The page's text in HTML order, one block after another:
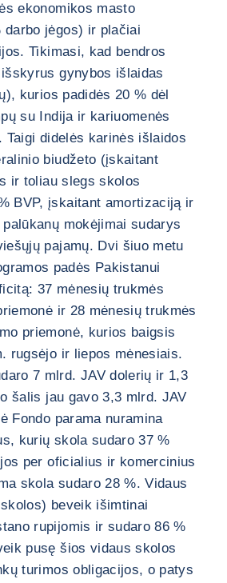
ekonomikos masto
darbo jėgos) ir plačiai
Tikimasi, kad bendros
gynybos išlaidas
kurios padidės 20 % dėl
su Indija ir kariuomenės
Taigi didelės karinės išlaidos
biudžeto (įskaitant
ir toliau slegs skolos
BVP, įskaitant amortizaciją ir
mokėjimai sudarys
pajamų. Dvi šiuo metu
padės Pakistanui
37 mėnesių trukmės
ir 28 mėnesių trukmės
priemonė, kurios baigsis
rugsėjo ir liepos mėnesiais.
7 mlrd. JAV dolerių ir 1,3
šalis jau gavo 3,3 mlrd. JAV
Fondo parama nuramina
kurių skola sudaro 37 %
per oficialius ir komercinius
skola sudaro 28 %. Vidaus
beveik išimtinai
rupijomis ir sudaro 86 %
pusę šios vidaus skolos
turimos obligacijos, o patys